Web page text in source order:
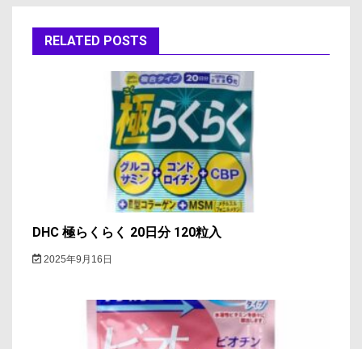
シ
ョ
RELATED POSTS
DHC 極らくらく 20日分 120粒入
2025年9月16日